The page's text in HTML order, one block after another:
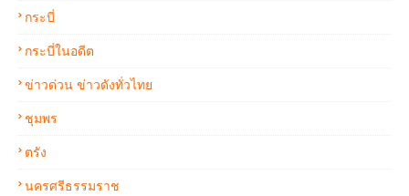
กระบี่
กระบี่ในอดีต
ข่าวด่วน ข่าวดังทั่วไทย
ชุมพร
ตรัง
นครศรีธรรมราช